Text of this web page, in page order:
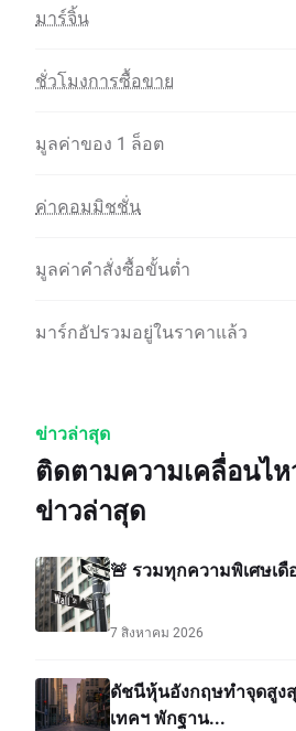
มาร์จิ้น
ชั่วโมงการซื้อขาย
มูลค่าของ 1 ล็อต
ค่าคอมมิชชั่น
มูลค่าคำสั่งซื้อขั้นต่ำ
มาร์กอัปรวมอยู่ในราคาแล้ว
ข่าวล่าสุด
ติดตามความเคลื่อนไ
ข่าวล่าสุด
🚨 รวมทุกความพิเศษเ
7 สิงหาคม 2026
ดัชนีหุ้นอังกฤษทำจุดสู
เทคฯ พักฐาน...